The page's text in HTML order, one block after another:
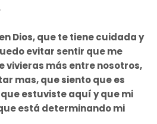
Dios, que te tiene cuidada y
evitar sentir que me
vivieras más entre nosotros,
mas, que siento que es
estuviste aquí y que mi
está determinando mi